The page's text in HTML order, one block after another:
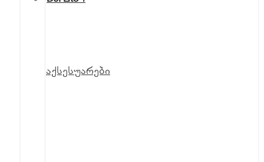
აქსესუარები